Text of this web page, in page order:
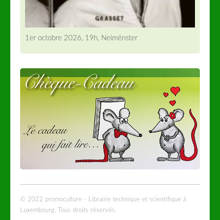
1er octobre 2026, 19h, Neimënster
© 2022 promoculture - Librairie technique et scientifique à
Luxembourg. Tous droits réservés.